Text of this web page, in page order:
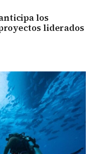
los
liderados